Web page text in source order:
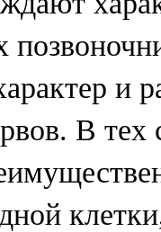
и
В тех